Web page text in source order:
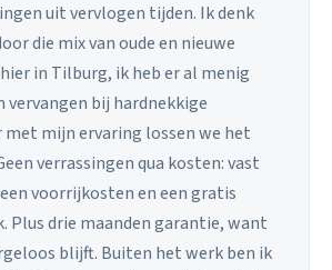
uit vervlogen tijden. Ik denk
die mix van oude en nieuwe
in Tilburg, ik heb er al menig
bij hardnekkige
met mijn ervaring lossen we het
verrassingen qua kosten: vast
voorrijkosten en een gratis
Plus drie maanden garantie, want
blijft. Buiten het werk ben ik